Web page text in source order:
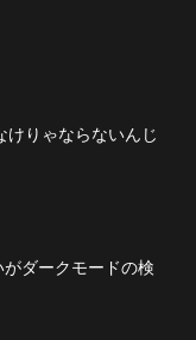
けりゃならないんじ
ダークモードの検